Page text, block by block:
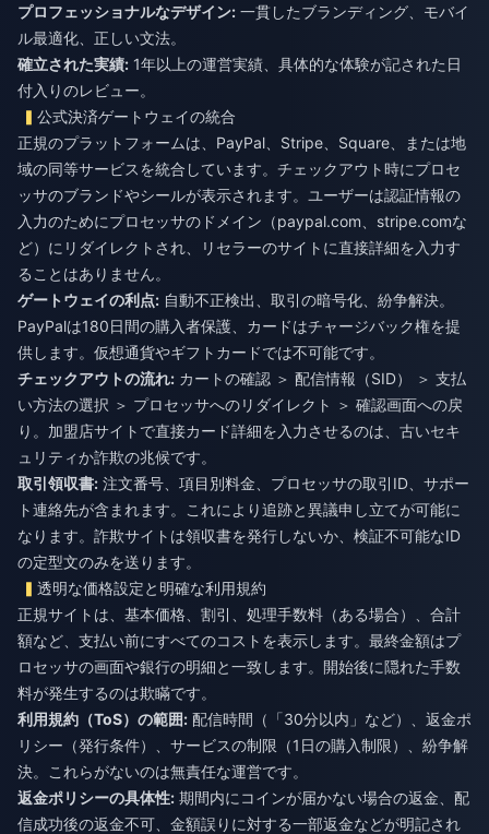
プロフェッショナルなデザイン: 一貫したブランディング、モバイ
ル最適化、正しい文法。
確立された実績: 1年以上の運営実績、具体的な体験が記された日
付入りのレビュー。
公式決済ゲートウェイの統合
正規のプラットフォームは、PayPal、Stripe、Square、または地
域の同等サービスを統合しています。チェックアウト時にプロセ
ッサのブランドやシールが表示されます。ユーザーは認証情報の
入力のためにプロセッサのドメイン（paypal.com、stripe.comな
ど）にリダイレクトされ、リセラーのサイトに直接詳細を入力す
ることはありません。
ゲートウェイの利点: 自動不正検出、取引の暗号化、紛争解決。
PayPalは180日間の購入者保護、カードはチャージバック権を提
供します。仮想通貨やギフトカードでは不可能です。
チェックアウトの流れ: カートの確認 ＞ 配信情報（SID） ＞ 支払
い方法の選択 ＞ プロセッサへのリダイレクト ＞ 確認画面への戻
り。加盟店サイトで直接カード詳細を入力させるのは、古いセキ
ュリティか詐欺の兆候です。
取引領収書: 注文番号、項目別料金、プロセッサの取引ID、サポー
ト連絡先が含まれます。これにより追跡と異議申し立てが可能に
なります。詐欺サイトは領収書を発行しないか、検証不可能なID
の定型文のみを送ります。
透明な価格設定と明確な利用規約
正規サイトは、基本価格、割引、処理手数料（ある場合）、合計
額など、支払い前にすべてのコストを表示します。最終金額はプ
ロセッサの画面や銀行の明細と一致します。開始後に隠れた手数
料が発生するのは欺瞞です。
利用規約（ToS）の範囲: 配信時間（「30分以内」など）、返金ポ
リシー（発行条件）、サービスの制限（1日の購入制限）、紛争解
決。これらがないのは無責任な運営です。
返金ポリシーの具体性: 期間内にコインが届かない場合の返金、配
信成功後の返金不可、金額誤りに対する一部返金などが明記され